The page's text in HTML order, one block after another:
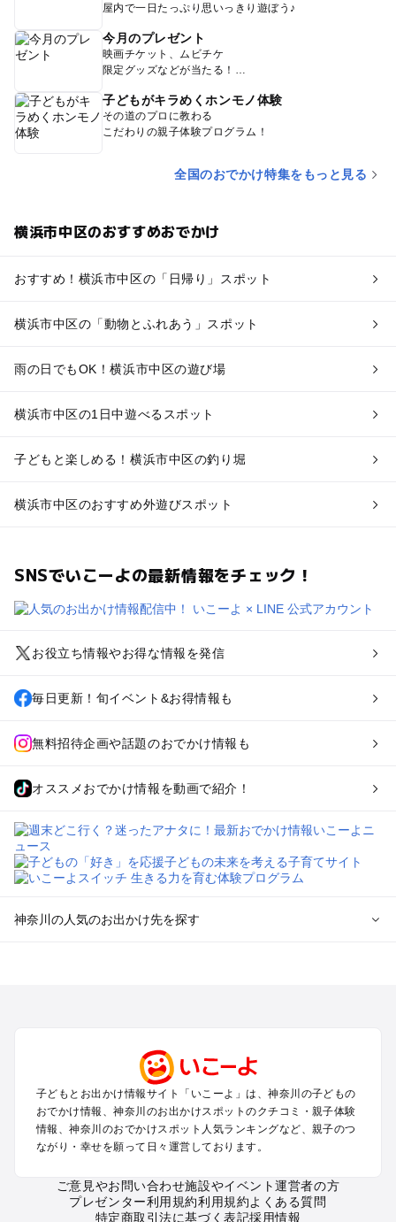
屋内で一日たっぷり思いっきり遊ぼう♪
今月のプレゼント
映画チケット、ムビチケ
限定グッズなどが当たる！
子どもがキラめくホンモノ体験
その道のプロに教わる
こだわりの親子体験プログラム！
全国のおでかけ特集をもっと見る
横浜市中区のおすすめおでかけ
おすすめ！横浜市中区の「日帰り」スポット
横浜市中区の「動物とふれあう」スポット
雨の日でもOK！横浜市中区の遊び場
横浜市中区の1日中遊べるスポット
子どもと楽しめる！横浜市中区の釣り堀
横浜市中区のおすすめ外遊びスポット
SNSでいこーよの最新情報をチェック！
お役立ち情報やお得な情報を発信
毎日更新！旬イベント&お得情報も
無料招待企画や話題のおでかけ情報も
オススメおでかけ情報を動画で紹介！
神奈川の人気のお出かけ先を探す
小田原・熱海・湯河原・真鶴のプールお出かけ
町田・相模原・愛川・上野原のプールお出かけ
新横浜・港北エリア・日吉・青葉台・鶴見のプールお出かけ
川崎のプールお出かけ
海老名・厚木のプールお出かけ
箱根（湯本・強羅・小涌谷・仙石原・芦ノ湖）のプールお出か
子どもとお出かけ情報サイト「いこーよ」は、神奈川の子どもの
おでかけ情報、神奈川のお出かけスポットのクチコミ・親子体験
情報、神奈川のおでかけスポット人気ランキングなど、親子のつ
ながり・幸せを願って日々運営しております。
ご意見やお問い合わせ施設やイベント運営者の方
プレゼンター利用規約利用規約よくある質問
特定商取引法に基づく表記採用情報